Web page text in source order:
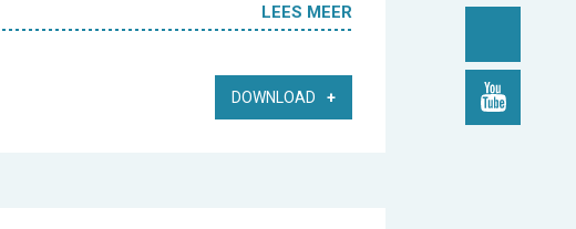
LEES MEER
DOWNLOAD